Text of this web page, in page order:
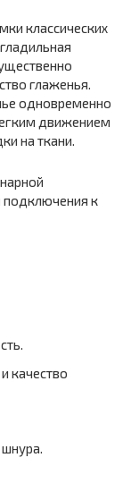
классических
глаженья.
одновременно
движением
на ткани.
подключения к
качество